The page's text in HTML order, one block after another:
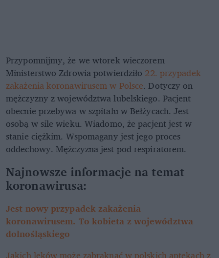
Przypomnijmy, że we wtorek wieczorem
Ministerstwo Zdrowia potwierdziło 22. przypadek
zakażenia koronawirusem w Polsce. Dotyczy on
mężczyzny z województwa lubelskiego. Pacjent
obecnie przebywa w szpitalu w Bełżycach. Jest
osobą w sile wieku. Wiadomo, że pacjent jest w
stanie ciężkim. Wspomagany jest jego proces
oddechowy. Mężczyzna jest pod respiratorem.
Najnowsze informacje na temat
koronawirusa:
Jest nowy przypadek zakażenia
koronawirusem. To kobieta z województwa
dolnośląskiego